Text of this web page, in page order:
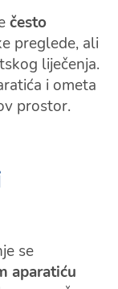
često
preglede, ali
liječenja.
i ometa
prostor.
se
aparatiću